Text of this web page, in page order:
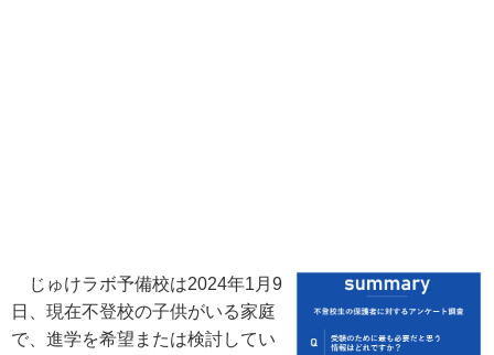
じゅけラボ予備校は2024年1月9
日、現在不登校の子供がいる家庭
で、進学を希望または検討してい